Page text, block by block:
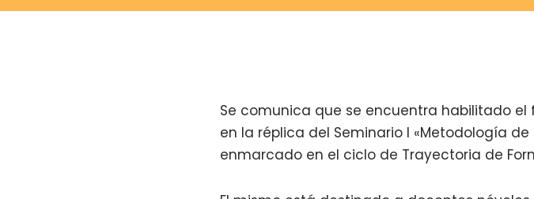
Se comunica que se encuentra habilitado
en la réplica del Seminario I «Metodología
enmarcado en el ciclo de Trayectoria de